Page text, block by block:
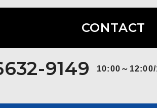
CONTACT
9149 10:00～